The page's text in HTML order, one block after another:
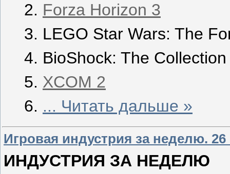
Forza Horizon 3
LEGO Star Wars: The
BioShock: The Collection
XCOM 2
... Читать дальше »
Игровая индустрия за неделю. 26
ИНДУСТРИЯ ЗА НЕДЕЛЮ